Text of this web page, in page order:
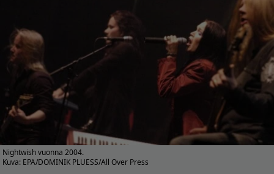
Nightwish vuonna 2004.
Kuva: EPA/DOMINIK PLUESS/All Over Press